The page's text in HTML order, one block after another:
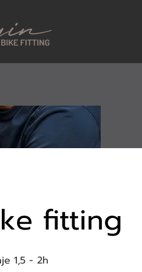
fitting
1,5 - 2h